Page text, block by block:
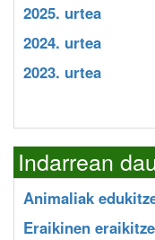
2025. urtea
2024. urtea
2023. urtea
Indarrean
Animaliak
Eraikinen